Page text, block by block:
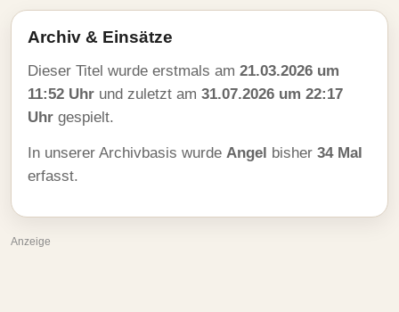
Archiv & Einsätze
Dieser Titel wurde erstmals am 21.03.2026 um
11:52 Uhr und zuletzt am 31.07.2026 um 22:17
Uhr gespielt.
In unserer Archivbasis wurde Angel bisher 34 Mal
erfasst.
Anzeige